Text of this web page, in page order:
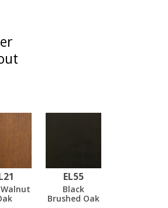
EL55
Black
Brushed Oak